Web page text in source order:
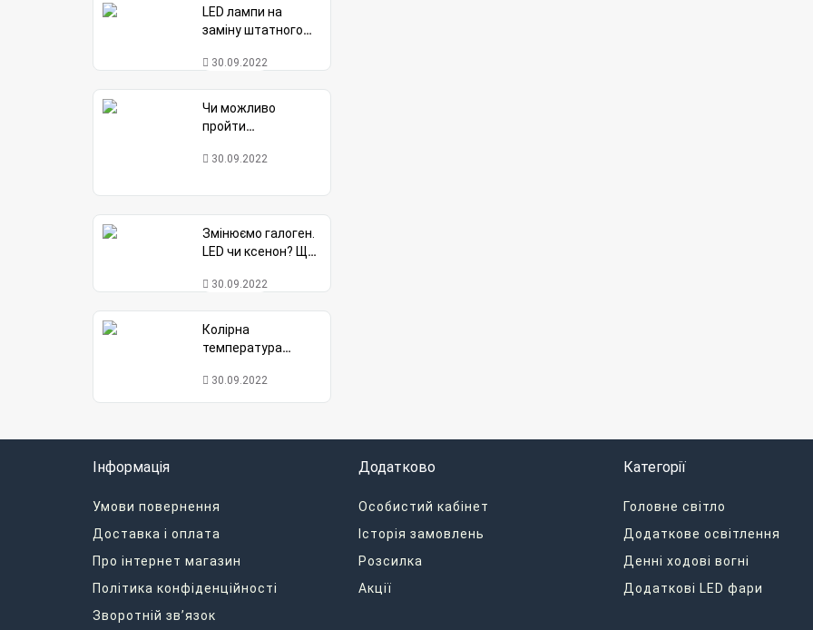
LED лампи на
заміну штатного
30.09.2022
Чи можливо
пройти
на LED лампах
30.09.2022
Змінюємо галоген.
LED чи ксенон? Що
30.09.2022
Колірна
температура
Кельвін?
30.09.2022
Інформація
Умови повернення
Доставка і оплата
Про інтернет магазин
Політика конфіденційності
Зворотній зв’язок
Додатково
Особистий кабінет
Історія замовлень
Розсилка
Акції
Категорії
Головне світло
Додаткове освітлення
Денні ходові вогні
Додаткові LED фари